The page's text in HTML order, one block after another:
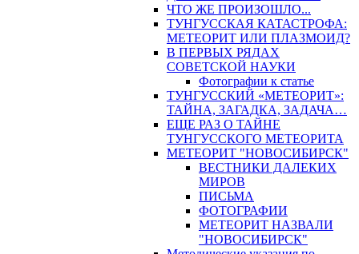
ЧТО ЖЕ ПРОИЗОШЛО...
ТУНГУССКАЯ КАТАСТРОФА:
МЕТЕОРИТ ИЛИ ПЛАЗМОИД?
В ПЕРВЫХ РЯДАХ
СОВЕТСКОЙ НАУКИ
Фотографии к статье
ТУНГУССКИЙ «МЕТЕОРИТ»:
ТАЙНА, ЗАГАДКА, ЗАДАЧА…
ЕЩЕ РАЗ О ТАЙНЕ
ТУНГУССКОГО МЕТЕОРИТА
МЕТЕОРИТ "НОВОСИБИРСК"
ВЕСТНИКИ ДАЛЕКИХ
МИРОВ
ПИСЬМА
ФОТОГРАФИИ
МЕТЕОРИТ НАЗВАЛИ
"НОВОСИБИРСК"